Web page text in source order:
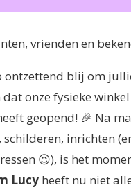
vrienden en
ontzettend blij om
onze fysieke winkel
geopend! 🎉 Na
schilderen, inrichten
😉), is het
Lucyheeft nu niet